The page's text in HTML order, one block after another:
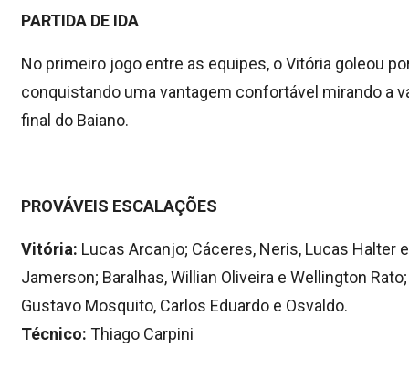
PARTIDA DE IDA
No primeiro jogo entre as equipes, o Vitória goleou
conquistando uma vantagem confortável mirando a
final do Baiano.
PROVÁVEIS ESCALAÇÕES
Vitória: Lucas Arcanjo; Cáceres, Neris, Lucas Halter e
Jamerson; Baralhas, Willian Oliveira e Wellington Rato;
Gustavo Mosquito, Carlos Eduardo e Osvaldo.
Técnico: Thiago Carpini